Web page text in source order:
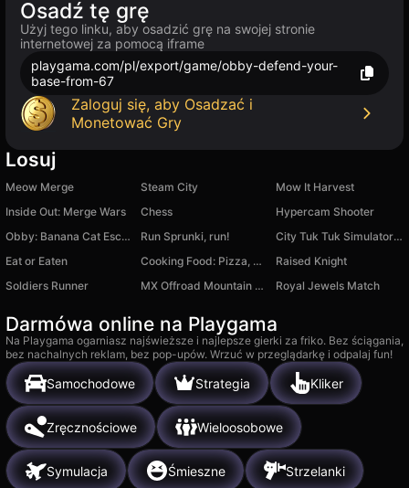
Osadź tę grę
Użyj tego linku, aby osadzić grę na swojej stronie
internetowej za pomocą iframe
playgama.com/pl/export/game/obby-defend-your-
base-from-67
Zaloguj się, aby Osadzać i
Monetować Gry
Losuj
Meow Merge Steam City
Mow It Harvest
Inside Out: Merge Wars
Chess
Hypercam Shooter
Obby: Banana Cat Escapes from the Hospital
Run Sprunki, run!
City Tuk Tuk Simulator: Racing Game 3D
Eat or Eaten
Cooking Food: Pizza, Cake & Ice Cream for Kids
Raised Knight
Soldiers Runner
MX Offroad Mountain Bike Royal Jewels Match
Darmówa online na Playgama
Na Playgama ogarniasz najświeższe i najlepsze gierki za friko. Bez ściągania,
bez nachalnych reklam, bez pop-upów. Wrzuć w przeglądarkę i odpalaj fun!
Samochodowe Strategia Kliker
Zręcznościowe Wieloosobowe
Symulacja Śmieszne Strzelanki